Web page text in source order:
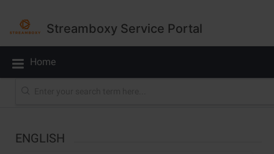
Streamboxy Service Portal
Home
ENGLISH